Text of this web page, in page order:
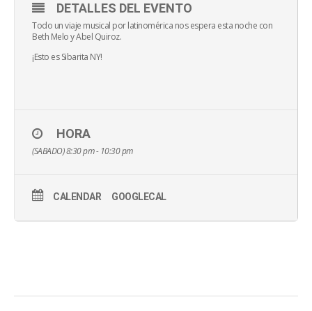
DETALLES DEL EVENTO
Todo un viaje musical por latinomérica nos espera esta noche con
Beth Melo y Abel Quiroz.
¡Esto es Sibarita NY!
HORA
(SABADO) 8:30 pm - 10:30 pm
CALENDAR GOOGLECAL